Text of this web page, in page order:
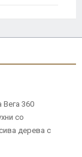
360
со
дерева с